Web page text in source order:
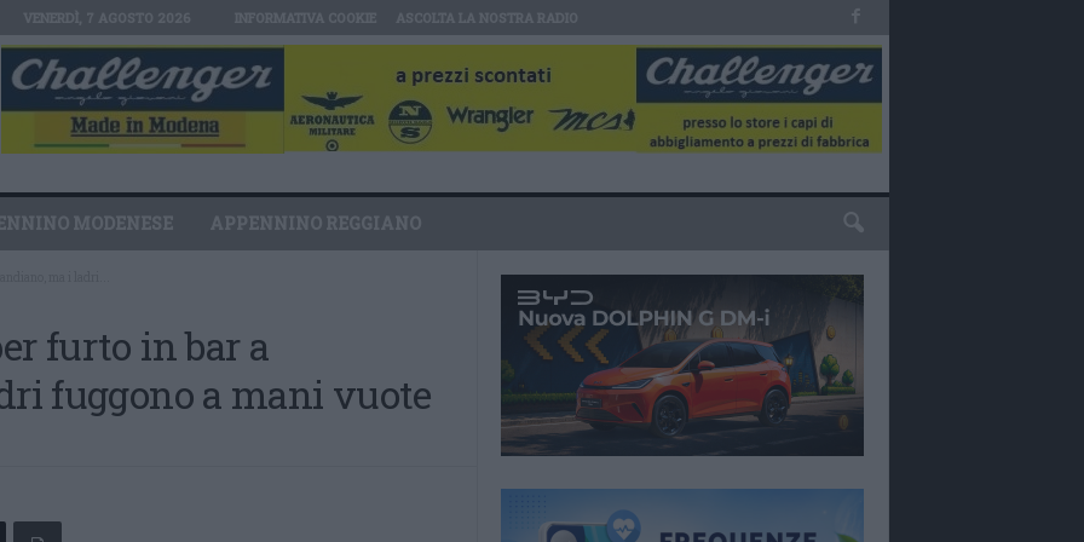
MODENESE APPENNINO REGGIANO
furto in bar a
fuggono a mani vuote